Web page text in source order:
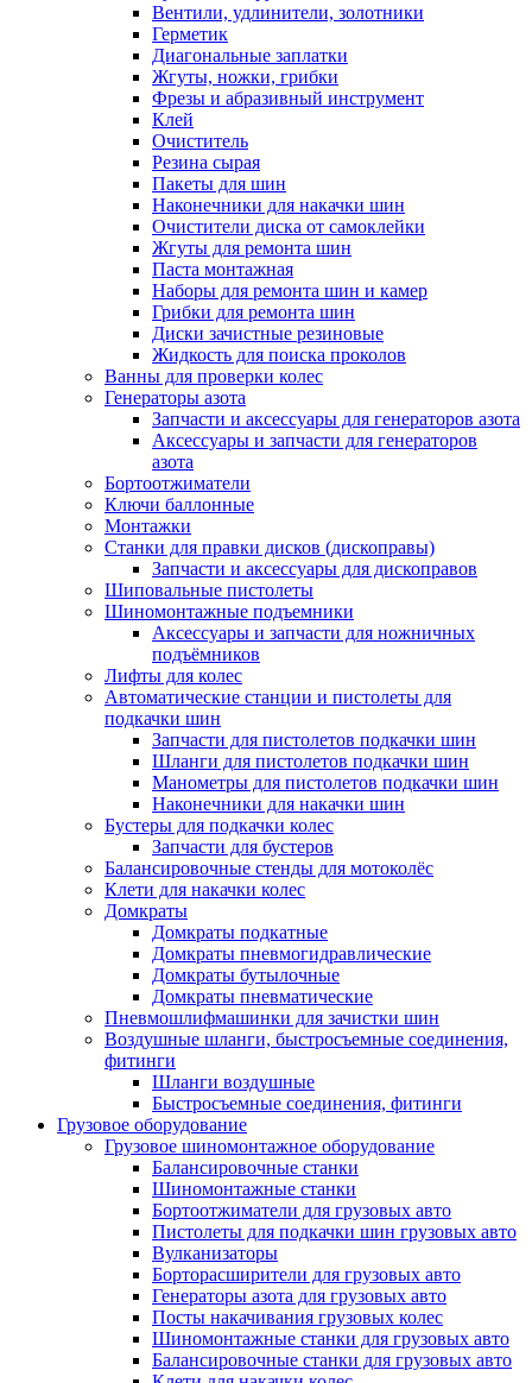
Вентили, удлинители, золотники
Герметик
Диагональные заплатки
Жгуты, ножки, грибки
Фрезы и абразивный инструмент
Клей
Очиститель
Резина сырая
Пакеты для шин
Наконечники для накачки шин
Очистители диска от самоклейки
Жгуты для ремонта шин
Паста монтажная
Наборы для ремонта шин и камер
Грибки для ремонта шин
Диски зачистные резиновые
Жидкость для поиска проколов
Ванны для проверки колес
Генераторы азота
Запчасти и аксессуары для генераторов азота
Аксессуары и запчасти для генераторов
азота
Бортоотжиматели
Ключи баллонные
Монтажки
Станки для правки дисков (дископравы)
Запчасти и аксессуары для дископравов
Шиповальные пистолеты
Шиномонтажные подъемники
Аксессуары и запчасти для ножничных
подъёмников
Лифты для колес
Автоматические станции и пистолеты для
подкачки шин
Запчасти для пистолетов подкачки шин
Шланги для пистолетов подкачки шин
Манометры для пистолетов подкачки шин
Наконечники для накачки шин
Бустеры для подкачки колес
Запчасти для бустеров
Балансировочные стенды для мотоколёс
Клети для накачки колес
Домкраты
Домкраты подкатные
Домкраты пневмогидравлические
Домкраты бутылочные
Домкраты пневматические
Пневмошлифмашинки для зачистки шин
Воздушные шланги, быстросъемные соединения,
фитинги
Шланги воздушные
Быстросъемные соединения, фитинги
Грузовое оборудование
Грузовое шиномонтажное оборудование
Балансировочные станки
Шиномонтажные станки
Бортоотжиматели для грузовых авто
Пистолеты для подкачки шин грузовых авто
Вулканизаторы
Борторасширители для грузовых авто
Генераторы азота для грузовых авто
Посты накачивания грузовых колес
Шиномонтажные станки для грузовых авто
Балансировочные станки для грузовых авто